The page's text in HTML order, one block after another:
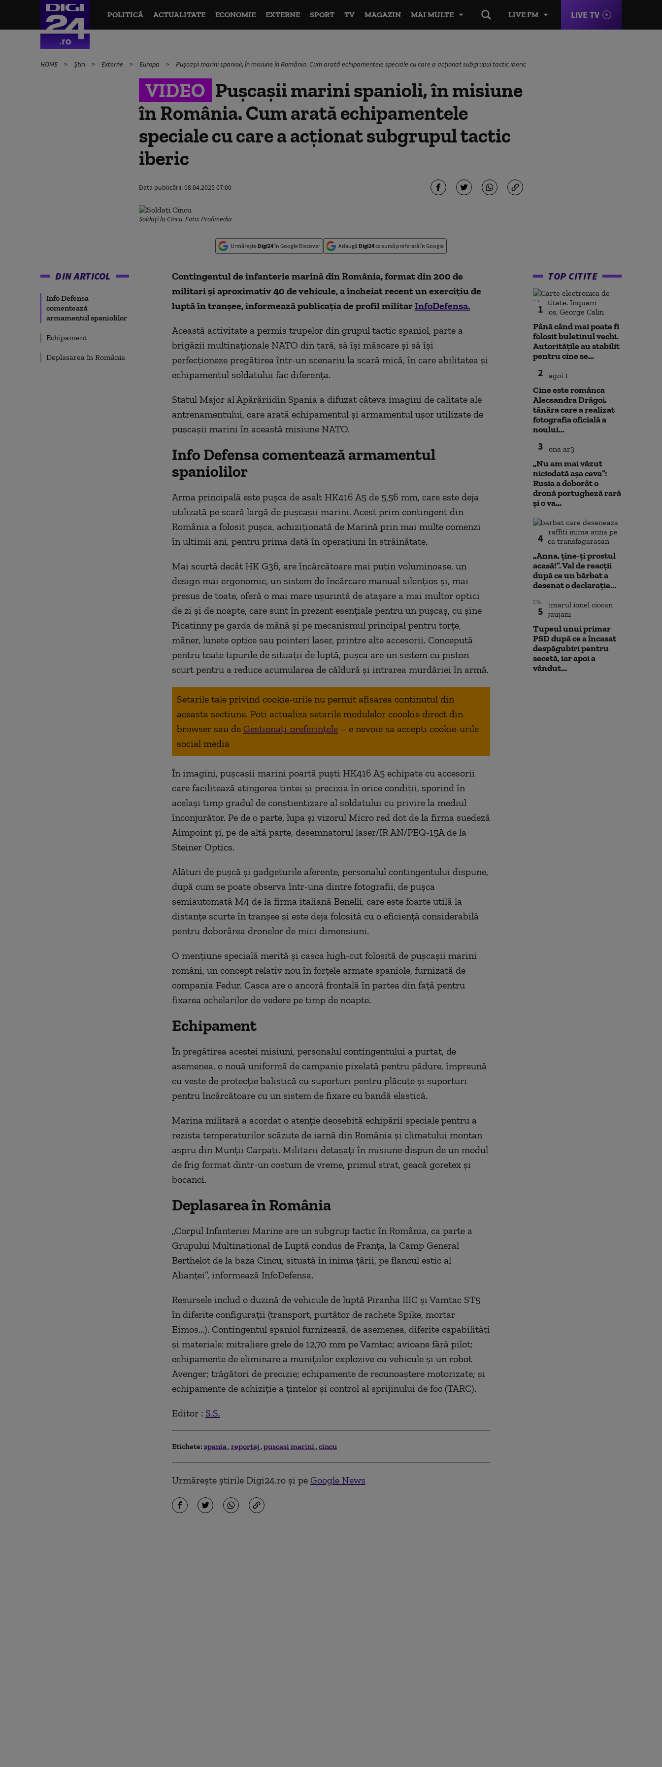
LIVE FM LIVE TV
POLITICĂ ACTUALITATE ECONOMIE EXTERNE SPORT TV MAGAZIN MAI MULTE
HOME Știri Externe Europa Pușcașii marini spanioli, în misiune în România. Cum arată echipamentele speciale cu care a acționat subgrupul tactic iberic
VIDEO Pușcașii marini spanioli, în misiune
în România. Cum arată echipamentele
speciale cu care a acționat subgrupul tactic
iberic
Data publicării:08.04.2025 07:00
Soldați la Cincu. Foto: Profimedia
Urmărește Digi24în Google Discover Adaugă Digi24ca sursă preferată în Google
DIN ARTICOL
Info Defensa
comentează
armamentul spaniolilor
Echipament
Deplasarea în România
Contingentul de infanterie marină din România, format din 200 de
militari și aproximativ 40 de vehicule, a încheiat recent un exercițiu de
luptă în tranșee, informează publicația de profil militarInfoDefensa.
Această activitate a permis trupelor din grupul tactic spaniol, parte a
brigăzii multinaționale NATO din țară, să își măsoare și să își
perfecționeze pregătirea într-un scenariu la scară mică, în care abilitatea și
echipamentul soldatului fac diferența.
Statul Major al Apărăriidin Spania a difuzat câteva imagini de calitate ale
antrenamentului, care arată echipamentul și armamentul ușor utilizate de
pușcașii marini în această misiune NATO.
Info Defensa comentează armamentul
spaniolilor
Arma principală este pușca de asalt HK416 A5 de 5,56 mm, care este deja
utilizată pe scară largă de pușcașii marini. Acest prim contingent din
România a folosit pușca, achiziționată de Marină prin mai multe comenzi
în ultimii ani, pentru prima dată în operațiuni în străinătate.
Mai scurtă decât HK G36, are încărcătoare mai puțin voluminoase, un
design mai ergonomic, un sistem de încărcare manual silențios și, mai
presus de toate, oferă o mai mare ușurință de atașare a mai multor optici
de zi și de noapte, care sunt în prezent esențiale pentru un pușcaș, cu șine
Picatinny pe garda de mână și pe mecanismul principal pentru torțe,
mâner, lunete optice sau pointeri laser, printre alte accesorii. Concepută
pentru toate tipurile de situații de luptă, pușca are un sistem cu piston
scurt pentru a reduce acumularea de căldură și intrarea murdăriei în armă.
Setarile tale privind cookie-urile nu permit afisarea continutul din
aceasta sectiune. Poti actualiza setarile modulelor coookie direct din
browser sau de Gestionați preferințele – e nevoie sa accepti cookie-urile
social media
În imagini, pușcașii marini poartă puști HK416 A5 echipate cu accesorii
care facilitează atingerea țintei și precizia în orice condiții, sporind în
același timp gradul de conștientizare al soldatului cu privire la mediul
înconjurător. Pe de o parte, lupa și vizorul Micro red dot de la firma suedeză
Aimpoint și, pe de altă parte, desemnatorul laser/IR AN/PEQ-15A de la
Steiner Optics.
Alături de pușcă și gadgeturile aferente, personalul contingentului dispune,
după cum se poate observa într-una dintre fotografii, de pușca
semiautomată M4 de la firma italiană Benelli, care este foarte utilă la
distanțe scurte în tranșee și este deja folosită cu o eficiență considerabilă
pentru doborârea dronelor de mici dimensiuni.
O mențiune specială merită și casca high-cut folosită de pușcașii marini
români, un concept relativ nou în forțele armate spaniole, furnizată de
compania Fedur. Casca are o ancoră frontală în partea din față pentru
fixarea ochelarilor de vedere pe timp de noapte.
Echipament
În pregătirea acestei misiuni, personalul contingentului a purtat, de
asemenea, o nouă uniformă de campanie pixelată pentru pădure, împreună
cu veste de protecție balistică cu suporturi pentru plăcuțe și suporturi
pentru încărcătoare cu un sistem de fixare cu bandă elastică.
Marina militară a acordat o atenție deosebită echipării speciale pentru a
rezista temperaturilor scăzute de iarnă din România și climatului montan
aspru din Munții Carpați. Militarii detașați în misiune dispun de un modul
de frig format dintr-un costum de vreme, primul strat, geacă goretex și
bocanci.
Deplasarea în România
„Corpul Infanteriei Marine are un subgrup tactic în România, ca parte a
Grupului Multinațional de Luptă condus de Franța, la Camp General
Berthelot de la baza Cincu, situată în inima țării, pe flancul estic al
Alianței”, informează InfoDefensa.
Resursele includ o duzină de vehicule de luptă Piranha IIIC și Vamtac ST5
în diferite configurații (transport, purtător de rachete Spike, mortar
Eimos...). Contingentul spaniol furnizează, de asemenea, diferite capabilități
și materiale: mitraliere grele de 12,70 mm pe Vamtac; avioane fără pilot;
echipamente de eliminare a munițiilor explozive cu vehicule și un robot
Avenger; trăgători de precizie; echipamente de recunoaștere motorizate; și
echipamente de achiziție a țintelor și control al sprijinului de foc (TARC).
Editor : S.S.
Etichete: spania reportaj puscasi marini cincu
Urmărește știrile Digi24.ro și pe Google News
TOP CITITE
1
Până când mai poate fi
folosit buletinul vechi.
Autoritățile au stabilit
pentru cine se...
2
Cine este românca
Alecsandra Drăgoi,
tânăra care a realizat
fotografia oficială a
noului...
3
„Nu am mai văzut
niciodată așa ceva”:
Rusia a doborât o
dronă portugheză rară
și o va...
4
„Anna, ţine-ţi prostul
acasă!”. Val de reacții
după ce un bărbat a
desenat o declarație...
5
Tupeul unui primar
PSD după ce a încasat
despăgubiri pentru
secetă, iar apoi a
vândut...